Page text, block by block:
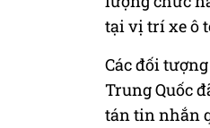
tại vị trí xe ô
Các đối
Trung Quốc
tán tin nhắn